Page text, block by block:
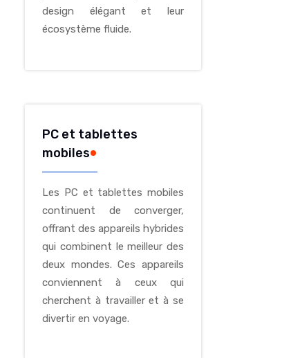
design élégant et leur
écosystème fluide.
PC et tablettes
mobiles
Les PC et tablettes mobiles
continuent de converger,
offrant des appareils hybrides
qui combinent le meilleur des
deux mondes. Ces appareils
conviennent à ceux qui
cherchent à travailler et à se
divertir en voyage.